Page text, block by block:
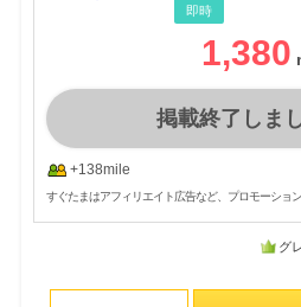
即時
1,380
掲載終了しま
+138mile
すぐたまはアフィリエイト広告など、プロモーショ
グ